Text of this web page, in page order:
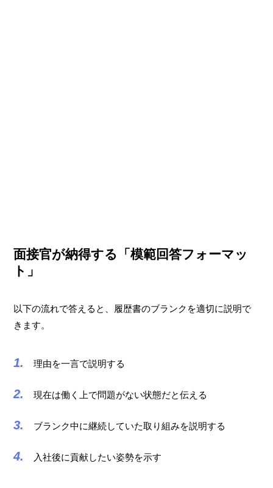
面接官が納得する「模範回答フォーマッ
ト」
以下の流れで答えると、履歴書のブランクを適切に説明で
きます。
理由を一言で説明する
現在は働く上で問題がない状態だと伝える
ブランク中に継続していた取り組みを説明する
入社後に貢献したい姿勢を示す